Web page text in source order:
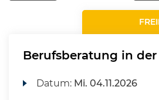
Berufsberatung in der
Datum: Mi. 04.11.2026